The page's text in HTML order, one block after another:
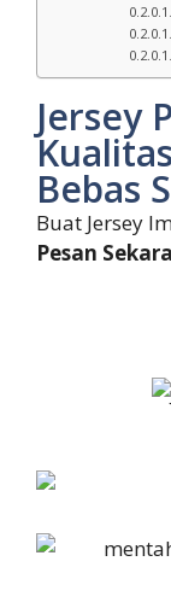
Jersey
Bebas
Buat Jersey
Pesan